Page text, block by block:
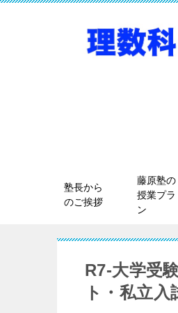
塾長から
のご挨拶
藤原塾の
授業プラ
ン
R7-大学受
ト・私立